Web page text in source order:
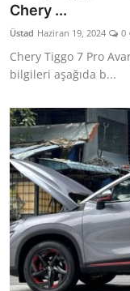
Chery ...
Üstad Haziran 19, 2024 0
Chery Tiggo 7 Pro
bilgileri aşağıda b...